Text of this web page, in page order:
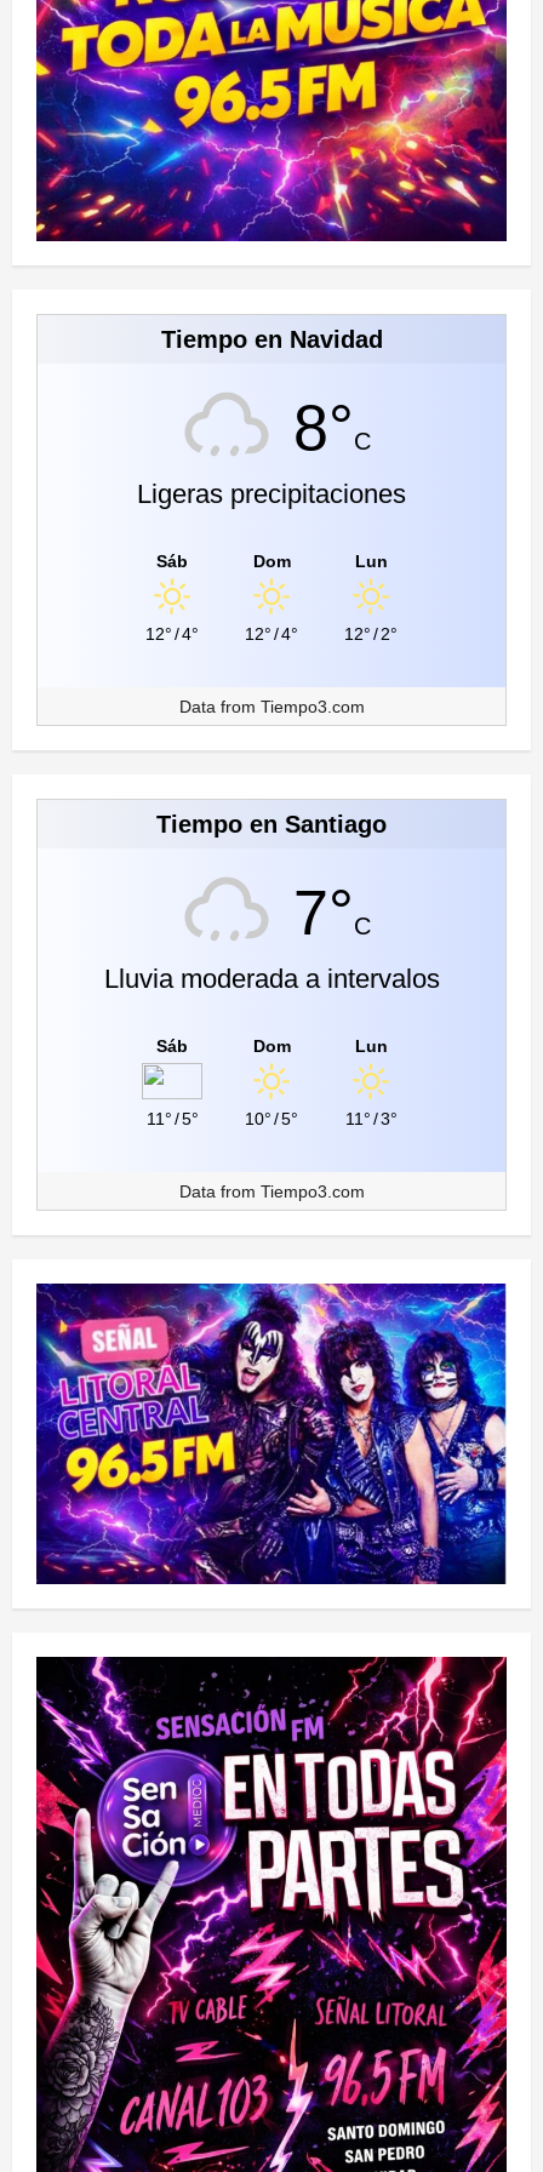
Tiempo en Navidad
8°C
Ligeras precipitaciones
Sáb
12°/4°
Dom
12°/4°
Lun
12°/2°
Data from Tiempo3.com
Tiempo en Santiago
7°C
Lluvia moderada a intervalos
Sáb
11°/5°
Dom
10°/5°
Lun
11°/3°
Data from Tiempo3.com